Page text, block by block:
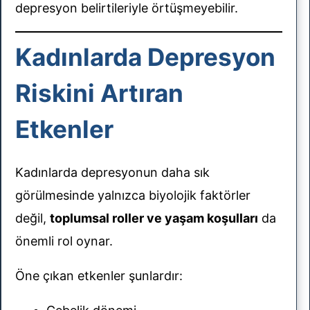
depresyon belirtileriyle örtüşmeyebilir.
Kadınlarda Depresyon
Riskini Artıran
Etkenler
Kadınlarda depresyonun daha sık
görülmesinde yalnızca biyolojik faktörler
değil, toplumsal roller ve yaşam koşulları da
önemli rol oynar.
Öne çıkan etkenler şunlardır: